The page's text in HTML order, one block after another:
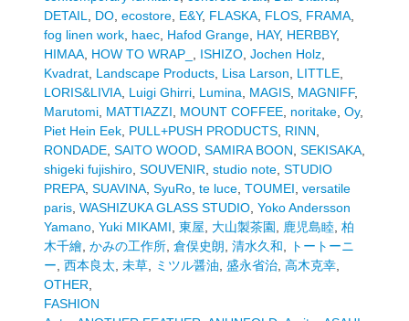
DETAIL
DO, ecostore, E&Y, FLASKA, FLOS, FRAMA,
fog linen work, haec, Hafod Grange, HAY, HERBBY,
HIMAA, HOW TO WRAP_ ISHIZO, Jochen Holz,
Kvadrat, Landscape Products, Lisa Larson LITTLE,
LORIS&LIVIA, Luigi Ghirri, Lumina MAGIS, MAGNIFF,
Marutomi, MATTIAZZI MOUNT COFFEE, noritake, Oy,
Piet Hein Eek, PULL+PUSH PRODUCTS, RINN
RONDADE, SAITO WOOD, SAMIRA BOON SEKISAKA,
shigeki fujishiro, SOUVENIR studio note, STUDIO
PREPA, SUAVINA, SyuRo, te luce, TOUMEI versatile
paris, WASHIZUKA GLASS STUDIO, Yoko Andersson
Yamano, Yuki MIKAMI 東屋 大山製茶園 鹿児島睦, 柏
木千繪, かみの工作所, 倉俣史朗 清水久和
トートーニ
ー 西本良太 未草, ミツル醤油 盛永省治, 高木克幸,
OTHER
FASHION